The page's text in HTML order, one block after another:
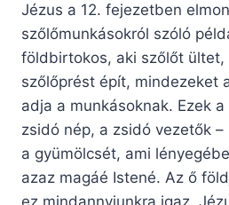
Jézus a 12. fejezetben
szőlőmunkásokról szóló
földbirtokos, aki szőlőt ültet,
szőlőprést épít, mindezeket
adja a munkásoknak. Ezek
zsidó nép, a zsidó vezetők
a gyümölcsét, ami
azaz magáé Istené. Az ő